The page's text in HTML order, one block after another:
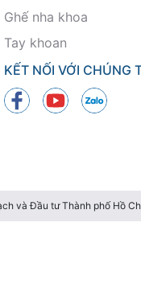
Ghế nha khoa
Tay khoan
KẾT NỐI VỚI CHÚNG
và Đầu tư Thành phố Hồ